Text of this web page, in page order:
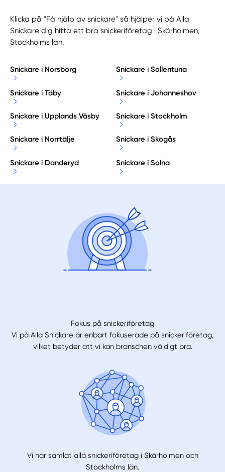
Klicka på "Få hjälp av snickare" så hjälper vi på Alla
Snickare dig hitta ett bra snickeriföretag i Skärholmen,
Stockholms län.
Snickare i Norsborg Snickare i Sollentuna
Snickare i Täby Snickare i Johanneshov
Snickare i Upplands Väsby Snickare i Stockholm
Snickare i Norrtälje Snickare i Skogås
Snickare i Danderyd Snickare i Solna
Fokus på snickeriföretag
Vi på Alla Snickare är enbart fokuserade på snickeriföretag,
vilket betyder att vi kan branschen väldigt bra.
Vi har samlat alla snickeriföretag i Skärholmen och
Stockholms län.